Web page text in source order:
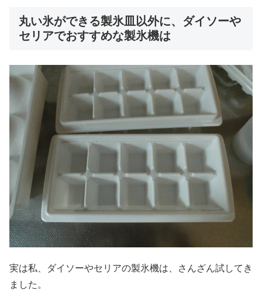
丸い氷ができる製氷皿以外に、ダイソーや
セリアでおすすめな製氷機は
実は私、ダイソーやセリアの製氷機は、さんざん試してき
ました。